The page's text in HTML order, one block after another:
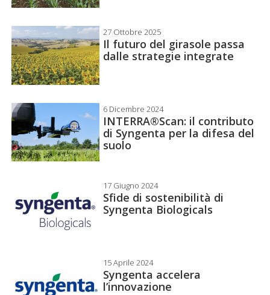
27 Ottobre 2025
Il futuro del girasole passa
dalle strategie integrate
6 Dicembre 2024
INTERRA®Scan: il contributo
di Syngenta per la difesa del
suolo
17 Giugno 2024
Sfide di sostenibilità di
Syngenta Biologicals
15 Aprile 2024
Syngenta accelera
l’innovazione